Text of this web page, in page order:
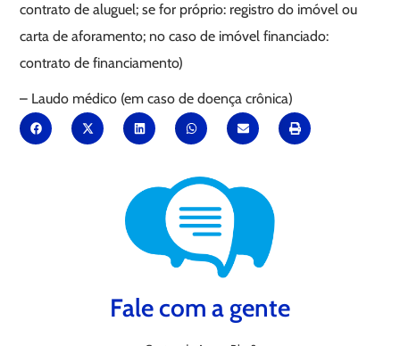
contrato de aluguel; se for próprio: registro do imóvel ou
carta de aforamento; no caso de imóvel financiado:
contrato de financiamento)
– Laudo médico (em caso de doença crônica)
Fale com a gente